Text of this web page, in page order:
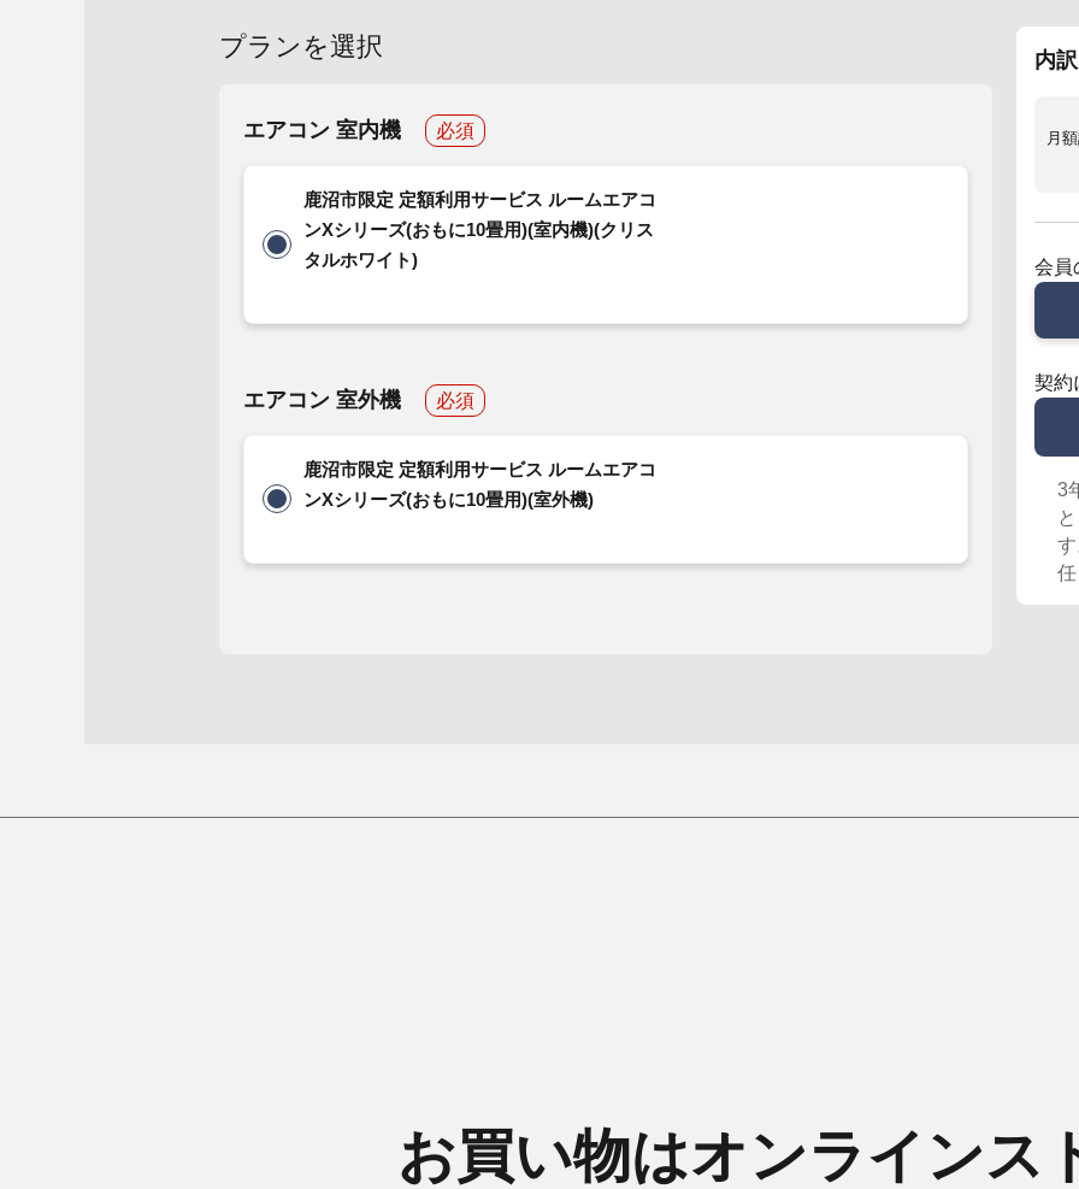
プランを選択
エアコン 室内機 必須
鹿沼市限定 定額利用サービス ルームエアコ
ンXシリーズ(おもに10畳用)(室内機)(クリス
タルホワイト)
エアコン 室外機 必須
鹿沼市限定 定額利用サービス ルームエアコ
ンXシリーズ(おもに10畳用)(室外機)
内訳
月
会員
契約
3
お買い物はオンラインス